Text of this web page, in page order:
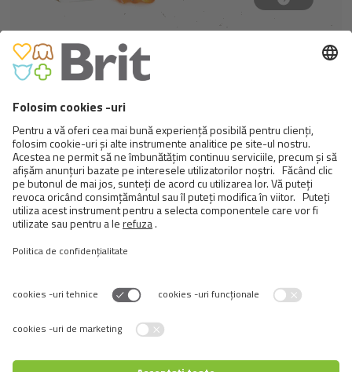
Hrana fără cereale Vânat cu cartofi
pentru câini cu digestie sensibilă și
predispoziție la intoleranță alimentară.